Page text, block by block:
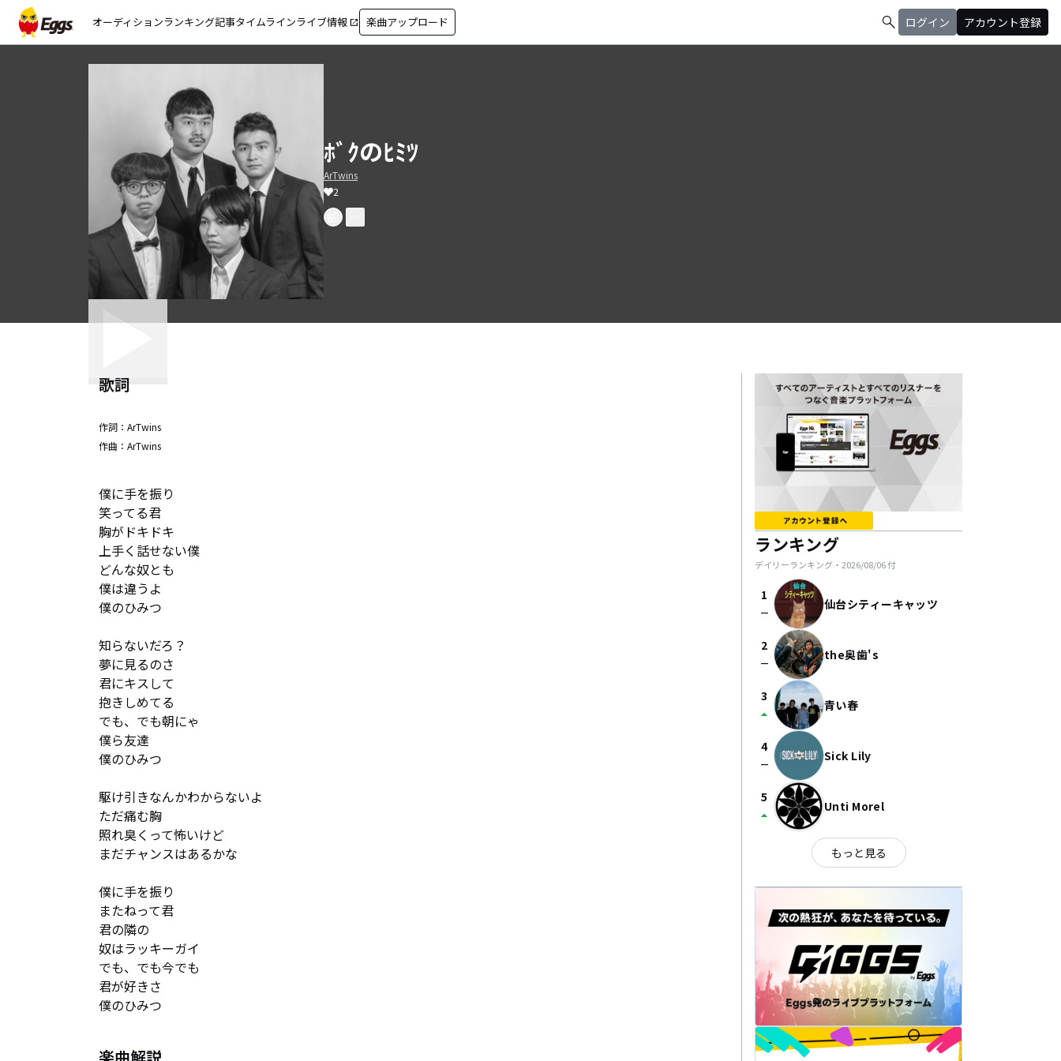
オーディションランキング記事タイムラインライブ情報 open_in_new 楽曲アップロード search ログイン アカウント登録
ﾎﾞｸのﾋﾐﾂ
ArTwins
2
歌詞
作詞： ArTwins
作曲： ArTwins
僕に手を振り
笑ってる君
胸がドキドキ
上手く話せない僕
どんな奴とも
僕は違うよ
僕のひみつ
知らないだろ？
夢に見るのさ
君にキスして
抱きしめてる
でも、でも朝にゃ
僕ら友達
僕のひみつ
駆け引きなんかわからないよ
ただ痛む胸
照れ臭くって怖いけど
まだチャンスはあるかな
僕に手を振り
またねって君
君の隣の
奴はラッキーガイ
でも、でも今でも
君が好きさ
僕のひみつ
ランキング
デイリーランキング・ 2026/08/06付
1
check_indeterminate_small 仙台シティーキャッツ
2
check_indeterminate_small the奥歯's
3
arrow_drop_up 青い春
4
check_indeterminate_small Sick Lily
5
arrow_drop_up Unti Morel
もっと見る